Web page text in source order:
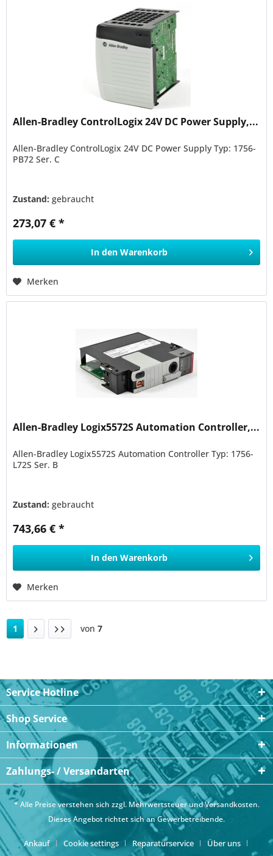
Allen-Bradley ControlLogix 24V DC Power Supply,...
Allen-Bradley ControlLogix 24V DC Power Supply Typ: 1756-
PB72 Ser. C
Zustand:gebraucht
273,07 € *
In den Warenkorb
Merken
Allen-Bradley Logix5572S Automation Controller,...
Allen-Bradley Logix5572S Automation Controller Typ: 1756-
L72S Ser. B
Zustand:gebraucht
743,66 € *
In den Warenkorb
Merken
1 von 7
Service Hotline
Shop Service
Informationen
Zahlungs- / Versandarten
* Alle Preise verstehen sich zzgl. Mehrwertsteuer undVersandkosten.
Dieses Angebot richtet sich an Gewerbetreibende.
Ankauf Cookie settings Reparaturservice Über uns